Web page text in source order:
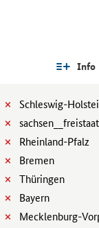
Info
Schleswig-
sachsen__freistaat
Rheinland-Pfalz
Bremen
Thüringen
Bayern
Mecklenburg-